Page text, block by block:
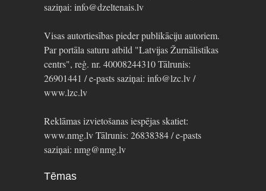
saziņai: info@dzeltenais.lv
Visas autortiesības pieder publikāciju autoriem.
Par portāla saturu atbild "Latvijas Žurnālistikas
centrs", reģ. nr. 40008244310 Tālrunis:
26901441 / e-pasts saziņai: info@lzc.lv /
www.lzc.lv
Reklāmas izvietošanas iespējas skatiet:
www.nmg.lv Tālrunis: 26838384 / e-pasts
saziņai: nmg@nmg.lv
Tēmas